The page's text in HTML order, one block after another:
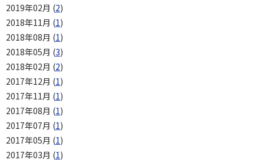
2019年02月 (2)
2018年11月 (1)
2018年08月 (1)
2018年05月 (3)
2018年02月 (2)
2017年12月 (1)
2017年11月 (1)
2017年08月 (1)
2017年07月 (1)
2017年05月 (1)
2017年03月 (1)